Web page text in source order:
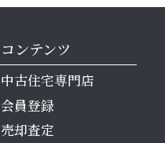
コンテンツ
中古住宅専門店
会員登録
売却査定